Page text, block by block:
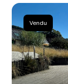
biens
vendus
nos
avis
clients
Vendu